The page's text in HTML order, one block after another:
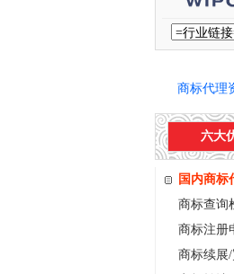
商标代理
六大
国内商标
商标查询
商标注册
商标续展/